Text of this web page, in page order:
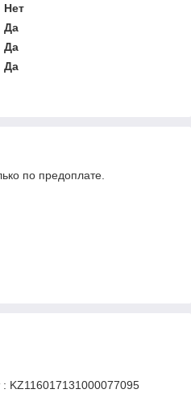
Нет
Да
Да
Да
по предоплате.
KZ116017131000077095